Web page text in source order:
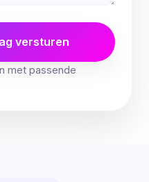
versturen
met passende